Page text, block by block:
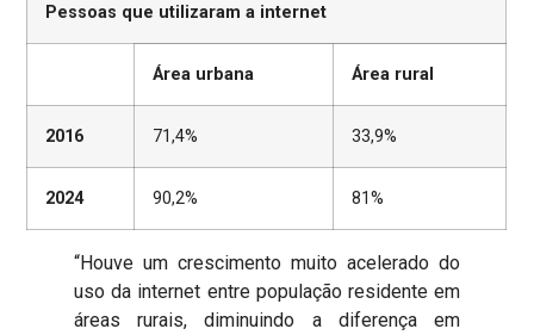
Pessoas que utilizaram a internet
Área urbana Área rural
2016 71,4% 33,9%
2024 90,2% 81%
“Houve um crescimento muito acelerado do
uso da internet entre população residente em
áreas rurais, diminuindo a diferença em